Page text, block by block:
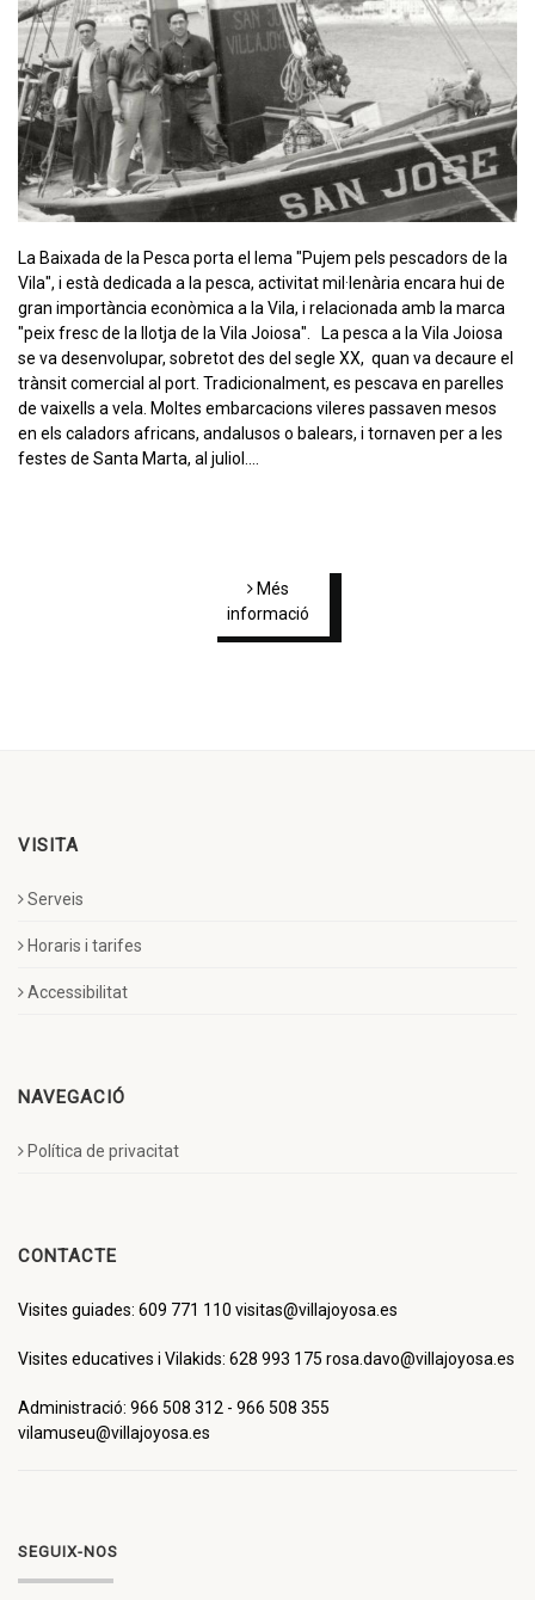
La Baixada de la Pesca porta el lema "Pujem pels pescadors de la
Vila", i està dedicada a la pesca, activitat mil·lenària encara hui de
gran importància econòmica a la Vila, i relacionada amb la marca
"peix fresc de la llotja de la Vila Joiosa". La pesca a la Vila Joiosa
se va desenvolupar, sobretot des del segle XX, quan va decaure el
trànsit comercial al port. Tradicionalment, es pescava en parelles
de vaixells a vela. Moltes embarcacions vileres passaven mesos
en els caladors africans, andalusos o balears, i tornaven per a les
festes de Santa Marta, al juliol.…
Més
informació
VISITA
Serveis
Horaris i tarifes
Accessibilitat
NAVEGACIÓ
Política de privacitat
CONTACTE
Visites guiades: 609 771 110 visitas@villajoyosa.es
Visites educatives i Vilakids: 628 993 175 rosa.davo@villajoyosa.es
Administració: 966 508 312 - 966 508 355
vilamuseu@villajoyosa.es
SEGUIX-NOS